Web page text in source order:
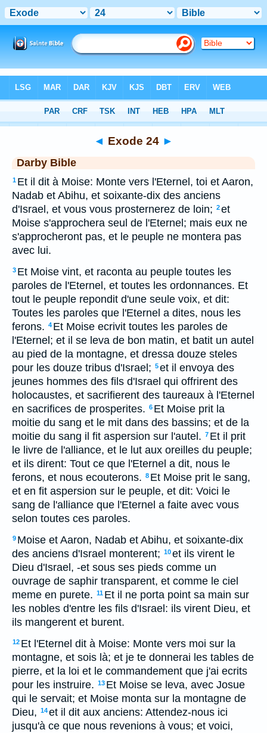
> Exode 24
◄ Exode 24 ►
Darby Bible
1 Et il dit à Moise: Monte vers l'Eternel, toi et Aaron,
Nadab et Abihu, et soixante-dix des anciens
d'Israel, et vous vous prosternerez de loin; 2et
Moise s'approchera seul de l'Eternel; mais eux ne
s'approcheront pas, et le peuple ne montera pas
avec lui.
3 Et Moise vint, et raconta au peuple toutes les
paroles de l'Eternel, et toutes les ordonnances. Et
tout le peuple repondit d'une seule voix, et dit:
Toutes les paroles que l'Eternel a dites, nous les
ferons. 4 Et Moise ecrivit toutes les paroles de
l'Eternel; et il se leva de bon matin, et batit un autel
au pied de la montagne, et dressa douze steles
pour les douze tribus d'Israel; 5et il envoya des
jeunes hommes des fils d'Israel qui offrirent des
holocaustes, et sacrifierent des taureaux à l'Eternel
en sacrifices de prosperites. 6 Et Moise prit la
moitie du sang et le mit dans des bassins; et de la
moitie du sang il fit aspersion sur l'autel. 7 Et il prit
le livre de l'alliance, et le lut aux oreilles du peuple;
et ils dirent: Tout ce que l'Eternel a dit, nous le
ferons, et nous ecouterons. 8 Et Moise prit le sang,
et en fit aspersion sur le peuple, et dit: Voici le
sang de l'alliance que l'Eternel a faite avec vous
selon toutes ces paroles.
9 Moise et Aaron, Nadab et Abihu, et soixante-dix
des anciens d'Israel monterent; 10et ils virent le
Dieu d'Israel, -et sous ses pieds comme un
ouvrage de saphir transparent, et comme le ciel
meme en purete. 11 Et il ne porta point sa main sur
les nobles d'entre les fils d'Israel: ils virent Dieu, et
ils mangerent et burent.
12 Et l'Eternel dit à Moise: Monte vers moi sur la
montagne, et sois là; et je te donnerai les tables de
pierre, et la loi et le commandement que j'ai ecrits
pour les instruire. 13 Et Moise se leva, avec Josue
qui le servait; et Moise monta sur la montagne de
Dieu, 14et il dit aux anciens: Attendez-nous ici
jusqu'à ce que nous revenions à vous; et voici,